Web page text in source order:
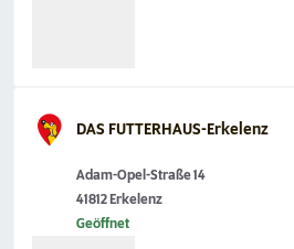
DAS FUTTERHAUS-Erkelenz
Adam-Opel-Straße 14
41812 Erkelenz
Geöffnet